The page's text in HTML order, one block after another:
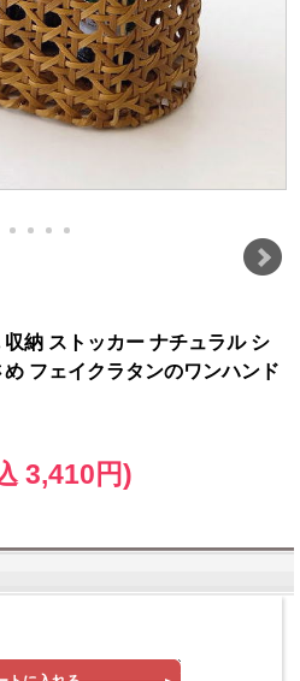
納 ストッカー ナチュラル シ
フェイクラタンのワンハンド
3,410円)